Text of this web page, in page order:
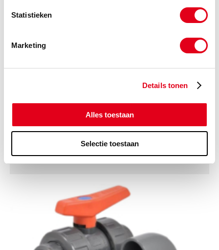
Statistieken
Marketing
Details tonen
Alles toestaan
Selectie toestaan